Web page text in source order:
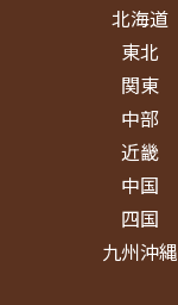
北海道
東北
関東
中部
近畿
中国
四国
九州沖縄